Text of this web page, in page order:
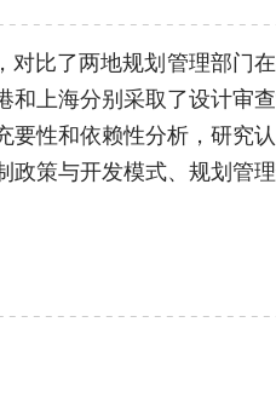
比了两地规划管理部门
上海分别采取了设计审
性和依赖性分析，研究
策与开发模式、规划管